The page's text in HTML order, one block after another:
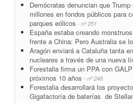
Demócratas denuncian que
millones en fondos públicos para
parques eólicos - nº 251
España estaba creando
frente a China: Pero Australia se
Aragón enviará a Cataluña tanta
nucleares a través de una nueva
Forestalia firma un PPA con
próximos 10 años - nº 246
Forestalia desarrollará los
Gigafactoría de baterías de